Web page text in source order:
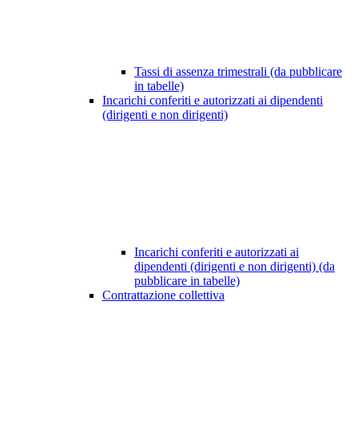
Tassi di assenza trimestrali (da pubblicare
in tabelle)
Incarichi conferiti e autorizzati ai dipendenti
(dirigenti e non dirigenti)
Incarichi conferiti e autorizzati ai
dipendenti (dirigenti e non dirigenti) (da
pubblicare in tabelle)
Contrattazione collettiva